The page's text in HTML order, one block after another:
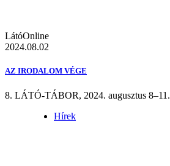
LátóOnline
2024.08.02
AZ IRODALOM VÉGE
8. LÁTÓ-TÁBOR, 2024. augusztus 8–11.
Hírek